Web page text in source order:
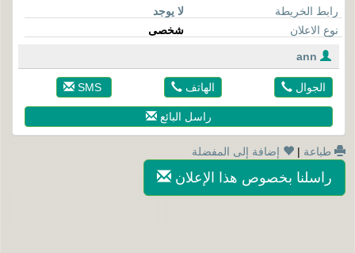
رابط الخريطة
لا يوجد
نوع الاعلان
شخصى
ann
SMS الهاتف الجوال
راسل البائع
طباعة | إضافة إلى المفضلة
راسلنا بخصوص هذا الإعلان